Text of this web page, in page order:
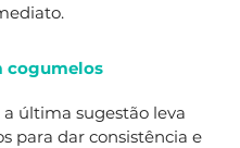
cogumelos
última sugestão leva
para dar consistência e